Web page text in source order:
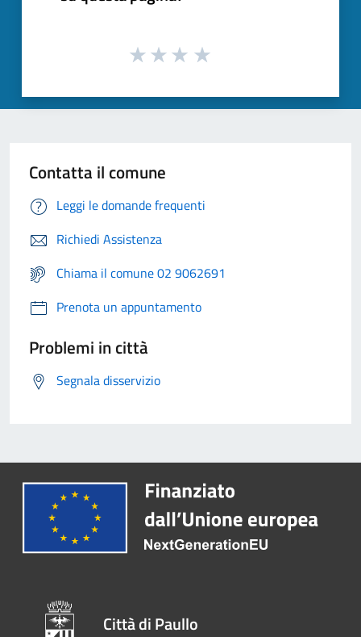
Contatta il comune
Leggi le domande frequenti
Richiedi Assistenza
Chiama il comune 02 9062691
Prenota un appuntamento
Problemi in città
Segnala disservizio
Città di Paullo